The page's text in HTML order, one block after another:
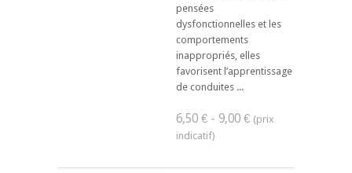
pensées
dysfonctionnelles et les
comportements
inappropriés, elles
favorisent l’apprentissage
de conduites ...
6,50 € - 9,00 €